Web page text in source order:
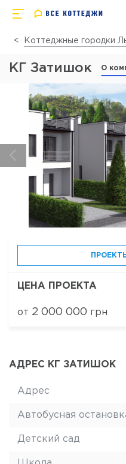
Коттеджные городки
КГ Затишок О
ЦЕНА ПРОЕКТА
от 2 000 000 грн
АДРЕС КГ ЗАТИШОК
Адрес
Автобусная
Детский сад